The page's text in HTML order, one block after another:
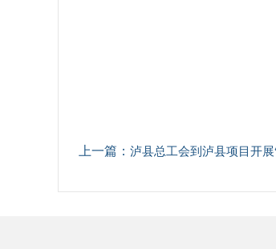
上一篇： 泸县总工会到泸县项目开